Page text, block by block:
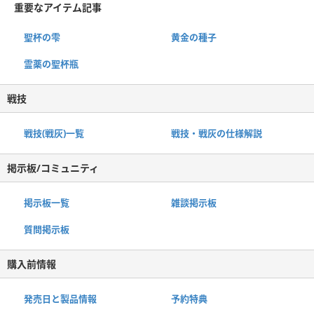
重要なアイテム記事
聖杯の雫 黄金の種子
霊薬の聖杯瓶
戦技
戦技(戦灰)一覧 戦技・戦灰の仕様解説
掲示板/コミュニティ
掲示板一覧 雑談掲示板
質問掲示板
購入前情報
発売日と製品情報 予約特典